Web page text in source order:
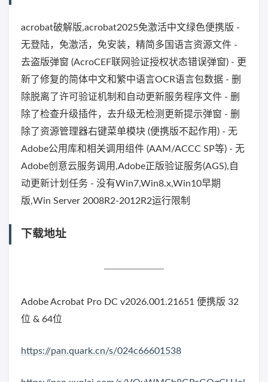
acrobat破解版,acrobat2025免激活中文绿色便携版 -
无登陆，免激活，免安装，精简多国语言资源文件 -
去盗版弹窗 (AcroCEF联网验证授权状态错误弹窗) - 更
新了修复的简体中文和繁中语言OCR语言包数据 - 删
除脱离了许可验证机制和自动更新服务程序文件 - 删
除了检查升级插件，去升级无检测更新提示弹窗 - 删
除了资源管理器右键菜单模块 (便携版不起作用) - 无
Adobe公用库和相关调用组件 (AAM/ACCC SP等) - 无
Adob​​e创意云服务调用,Adob​​e正版验证服务(AGS),自
动更新计划任务 - 没有Win7,Win8.x,Win10早期
版,Win Server 2008R2-2012R2运行限制
下载地址
Adobe Acrobat Pro DC v2026.001.21651 便携版 32
位 & 64位
https://pan.quark.cn/s/024c66601538